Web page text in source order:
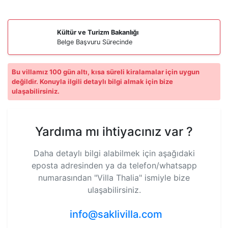
Kültür ve Turizm Bakanlığı
Belge Başvuru Sürecinde
Bu villamız 100 gün altı, kısa süreli kiralamalar için uygun
değildir. Konuyla ilgili detaylı bilgi almak için bize
ulaşabilirsiniz.
Yardıma mı ihtiyacınız var ?
Daha detaylı bilgi alabilmek için aşağıdaki
eposta adresinden ya da telefon/whatsapp
numarasından "Villa Thalia" ismiyle bize
ulaşabilirsiniz.
info@saklivilla.com